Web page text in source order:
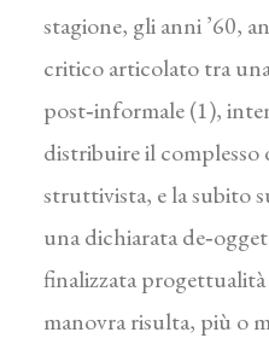
stagione, gli anni ’60,
critico articolato tra
post‑informale (1),
distribuire il
struttivista, e la subito
una dichiarata
finalizzata
manovra risulta, più o